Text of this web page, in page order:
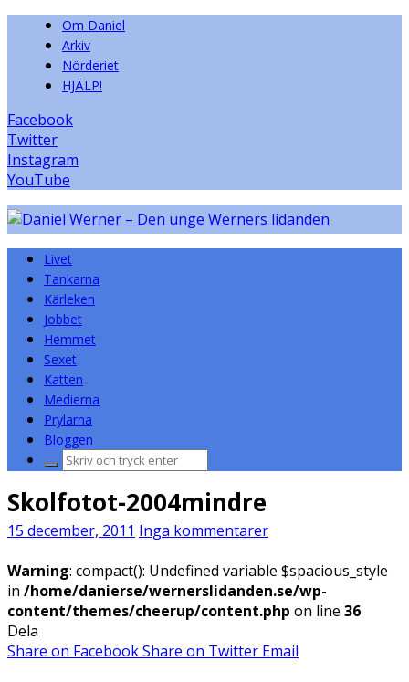
Om Daniel
Arkiv
Nörderiet
HJÄLP!
Facebook
Twitter
Instagram
YouTube
Livet
Tankarna
Kärleken
Jobbet
Hemmet
Sexet
Katten
Medierna
Prylarna
Bloggen
Sök
Skolfotot-2004mindre
15 december, 2011 Inga kommentarer
Warning: compact(): Undefined variable $spacious_style
in /home/danierse/wernerslidanden.se/wp-
content/themes/cheerup/content.php on line 36
Dela
Share on FacebookShare on Twitter Email